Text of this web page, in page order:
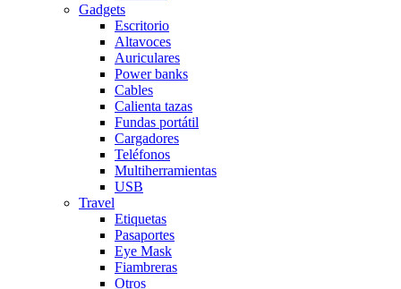
Gadgets
Escritorio
Altavoces
Auriculares
Power banks
Cables
Calienta tazas
Fundas portátil
Cargadores
Teléfonos
Multiherramientas
USB
Travel
Etiquetas
Pasaportes
Eye Mask
Fiambreras
Otros